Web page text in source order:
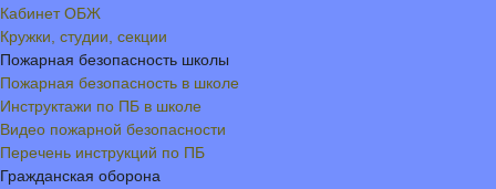
Кабинет ОБЖ
Кружки, студии, секции
Пожарная безопасность школы
Пожарная безопасность в школе
Инструктажи по ПБ в школе
Видео пожарной безопасности
Перечень инструкций по ПБ
Гражданская оборона